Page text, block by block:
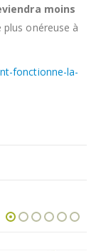
moins
plus onéreuse à
fonctionne-la-